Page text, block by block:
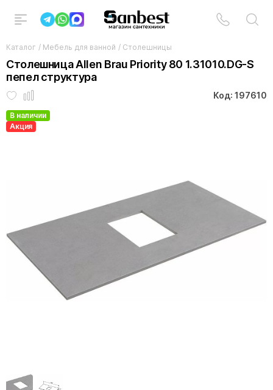
Каталог / Мебель для ванной / Столешницы
Столешница Allen Brau Priority 80 1.31010.DG-S
пепел структура
Код: 197610
В наличии
Акция